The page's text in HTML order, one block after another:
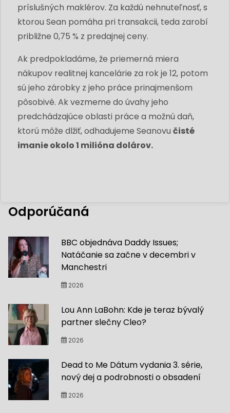
príslušných maklérov. Za každú nehnuteľnosť, s
ktorou Sean pomáha pri transakcii, teda zarobí
približne 0,75 % z predajnej ceny.
Ak predpokladáme, že priemerná miera
nákupov realitnej kancelárie za rok je 12, potom
sú jeho zárobky z jeho práce prinajmenšom
pôsobivé. Ak vezmeme do úvahy jeho
predchádzajúce oblasti práce a možnú daň,
ktorú môže dlžiť, odhadujeme Seanovu čisté
imanie okolo 1 milióna dolárov.
Odporúčaná
BBC objednáva Daddy Issues;
Natáčanie sa začne v decembri v
Manchestri
2026
Lou Ann LaBohn: Kde je teraz bývalý
partner slečny Cleo?
2026
Dead to Me Dátum vydania 3. série,
nový dej a podrobnosti o obsadení
2026